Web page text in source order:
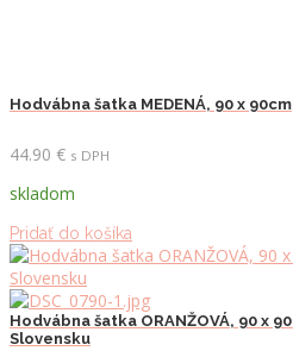
Hodvábna šatka MEDENÁ, 90 x
44.90 € s DPH
skladom
Pridať do košíka
Hodvábna šatka ORANŽOVÁ, 90 x
Slovensku